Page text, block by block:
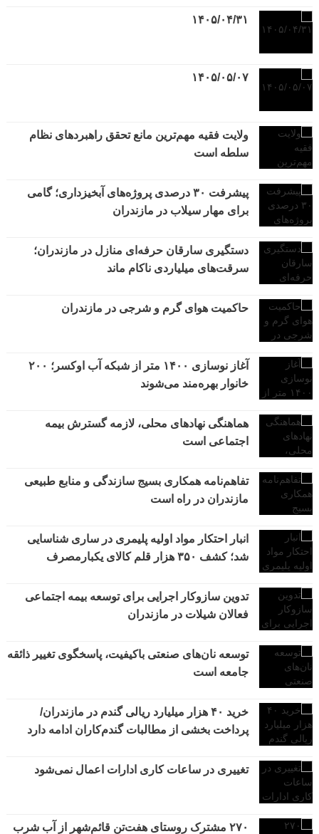
۱۴۰۵/۰۴/۳۱
۱۴۰۵/۰۵/۰۷
ولایت فقیه مهم‌ترین مانع تحقق راهبردهای نظام
سلطه است
پیشرفت ۳۰ درصدی پروژه‌های آبخیزداری؛ گامی
برای مهار سیلاب در مازندران
دستگیری سارقان حرفه‌ای منازل در مازندران؛
سرقت‌های میلیاردی ناکام ماند
حاکمیت هوای گرم و شرجی در مازندران
آغاز نوسازی ۱۴۰۰ متر از شبکه آب اوکسر؛ ۲۰۰
خانوار بهره‌مند می‌شوند
هماهنگی نهادهای محلی، لازمه گسترش بیمه
اجتماعی است
تفاهم‌نامه همکاری بسیج سازندگی و منابع طبیعی
مازندران در راه است
انبار احتکار مواد اولیه پلیمری در ساری شناسایی
شد؛ کشف ۳۵۰ هزار قلم کالای یکبارمصرف
تدوین سازوکار اجرایی برای توسعه بیمه اجتماعی
فعالان شیلات در مازندران
توسعه نان‌های صنعتی باکیفیت، پاسخگوی تغییر ذائقه
جامعه است
خرید ۴۰ هزار میلیارد ریالی گندم در مازندران/
پرداخت بخشی از مطالبات گندم‌کاران ادامه دارد
تغییری در ساعات کاری ادارات اعمال نمی‌شود
۲۷۰ مشترک روستای هفت‌تن قائم‌شهر از آب شرب